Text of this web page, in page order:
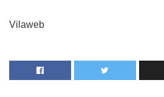
Vilaweb